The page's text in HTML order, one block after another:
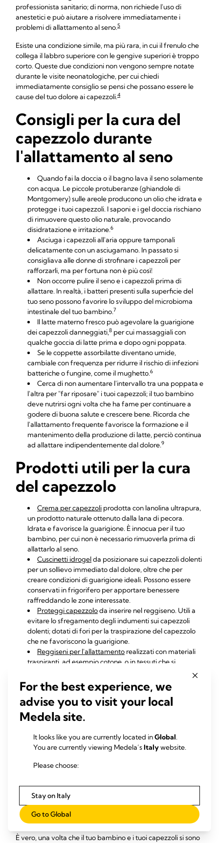
professionista sanitario; di norma, non richiede l'uso di
anestetici e può aiutare a risolvere immediatamente i
problemi di allattamento al seno.5
Esiste una condizione simile, ma più rara, in cui il frenulo che
collega il labbro superiore con le gengive superiori è troppo
corto. Queste due condizioni non vengono sempre notate
durante le visite neonatologiche, per cui chiedi
immediatamente consiglio se pensi che possano essere le
cause del tuo dolore ai capezzoli.4
Consigli per la cura del
capezzolo durante
l'allattamento al seno
Quando fai la doccia o il bagno lava il seno solamente
con acqua. Le piccole protuberanze (ghiandole di
Montgomery) sulle areole producono un olio che idrata e
protegge i tuoi capezzoli. I saponi e i gel doccia rischiano
di rimuovere questo olio naturale, provocando
disidratazione e irritazione.6
Asciuga i capezzoli all'aria oppure tamponali
delicatamente con un asciugamano. In passato si
consigliava alle donne di strofinare i capezzoli per
rafforzarli, ma per fortuna non è più così!
Non occorre pulire il seno e i capezzoli prima di
allattare. In realtà, i batteri presenti sulla superficie del
tuo seno possono favorire lo sviluppo del microbioma
intestinale del tuo bambino.7
Il latte materno fresco può agevolare la guarigione
dei capezzoli danneggiati,8 per cui massaggiali con
qualche goccia di latte prima e dopo ogni poppata.
Se le coppette assorbilatte diventano umide,
cambiale con frequenza per ridurre il rischio di infezioni
batteriche o fungine, come il mughetto.6
Cerca di non aumentare l'intervallo tra una poppata e
l'altra per "far riposare" i tuoi capezzoli; il tuo bambino
deve nutrirsi ogni volta che ha fame per continuare a
godere di buona salute e crescere bene. Ricorda che
l'allattamento frequente favorisce la formazione e il
mantenimento della produzione di latte, perciò continua
ad allattare indipendentemente dal dolore.9
Prodotti utili per la cura
del capezzolo
Crema per capezzoli prodotta con lanolina ultrapura,
un prodotto naturale ottenuto dalla lana di pecora.
Idrata e favorisce la guarigione. È innocua per il tuo
bambino, per cui non è necessario rimuoverla prima di
allattarlo al seno.
Cuscinetti idrogelda posizionare sui capezzoli dolenti
per un sollievo immediato dal dolore, oltre che per
creare condizioni di guarigione ideali. Possono essere
conservati in frigorifero per apportare benessere
raffreddando le zone interessate.
Proteggi capezzoloda inserire nel reggiseno. Utili a
evitare lo sfregamento degli indumenti sui capezzoli
dolenti; dotati di fori per la traspirazione del capezzolo
che ne favoriscono la guarigione.
Reggiseni per l'allattamento realizzati con materiali
traspiranti, ad esempio cotone, o in tessuti che si
capezzoli danneggiati.
Paracapezzoli, coperture in silicone da posizionare
sopra i capezzoli dotate di buchetti che permettono il
flusso del latte materno durante l'allattamento al seno.
Proteggono la pelle sottostante e forniscono ai bambini
con difficoltà di attacco una superficie più salda a cui
ancorarsi. I paracapezzoli vengono generalmente
considerati una soluzione a breve termine. Nel caso di
problemi o di dolore, parla con il tuo consulente per
Quando consultare il
medico
È vero, una volta che il tuo bambino e i tuoi capezzoli si sono
For the best experience, we
advise you to visit your local
Medela site.
It looks like you are currently located inGlobal.
You are currently viewing Medela’sItalywebsite.
Please choose:
Stay on Italy
Go to Global